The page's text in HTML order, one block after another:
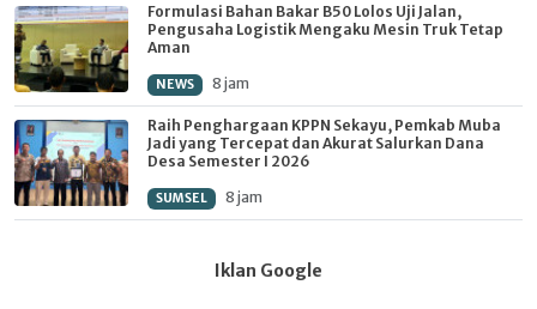
Formulasi Bahan Bakar B50 Lolos Uji Jalan,
Pengusaha Logistik Mengaku Mesin Truk Tetap
Aman
NEWS 8 jam
Raih Penghargaan KPPN Sekayu, Pemkab Muba
Jadi yang Tercepat dan Akurat Salurkan Dana
Desa Semester I 2026
SUMSEL 8 jam
Iklan Google